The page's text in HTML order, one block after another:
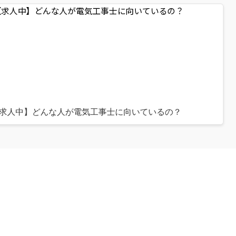
求人中】どんな人が電気工事士に向いているの？